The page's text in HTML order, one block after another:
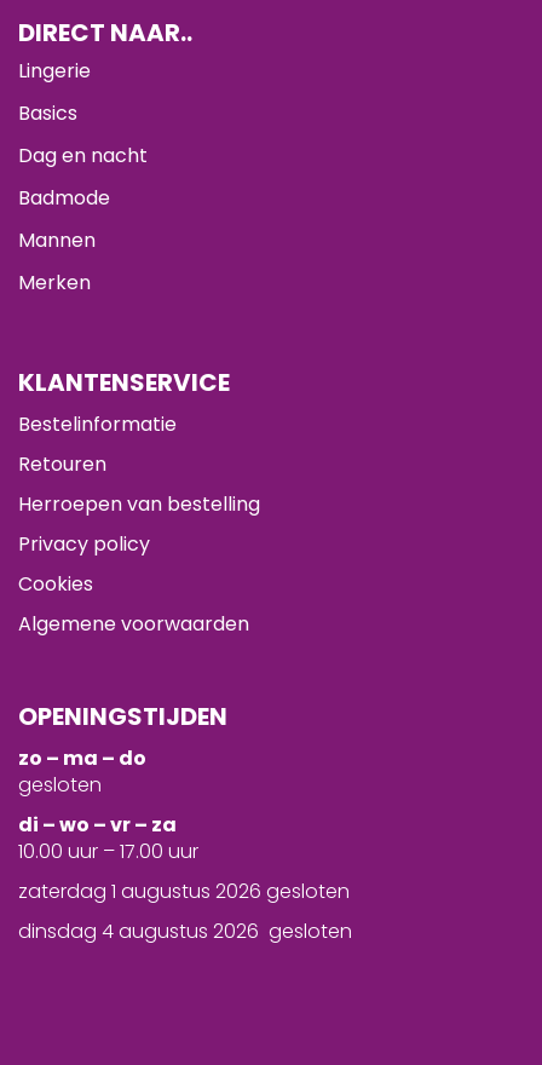
DIRECT NAAR..
Lingerie
Basics
Dag en nacht
Badmode
Mannen
Merken
KLANTENSERVICE
Bestelinformatie
Retouren
Herroepen van bestelling
Privacy policy
Cookies
Algemene voorwaarden
OPENINGSTIJDEN
zo – ma – do
gesloten
di – wo – vr – za
10.00 uur – 17.00 uur
zaterdag 1 augustus 2026 gesloten
dinsdag 4 augustus 2026 gesloten